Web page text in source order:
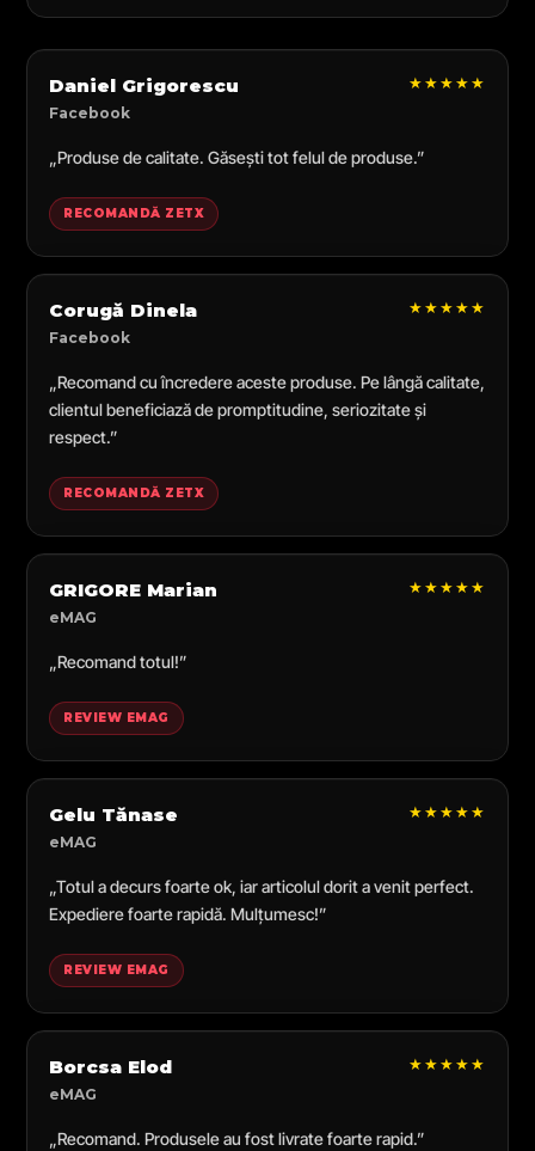
Daniel Grigorescu
Facebook
★★★★★
„Produse de calitate. Găsești tot felul de produse.”
RECOMANDĂ ZETX
Corugă Dinela
Facebook
★★★★★
„Recomand cu încredere aceste produse. Pe lângă calitate,
clientul beneficiază de promptitudine, seriozitate și
respect.”
RECOMANDĂ ZETX
GRIGORE Marian
eMAG
★★★★★
„Recomand totul!”
REVIEW EMAG
Gelu Tănase
eMAG
★★★★★
„Totul a decurs foarte ok, iar articolul dorit a venit perfect.
Expediere foarte rapidă. Mulțumesc!”
REVIEW EMAG
Borcsa Elod
eMAG
★★★★★
„Recomand. Produsele au fost livrate foarte rapid.”